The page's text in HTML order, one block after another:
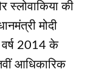
स्लोवाकिया की
मोदी
2014 के
आधिकारिक